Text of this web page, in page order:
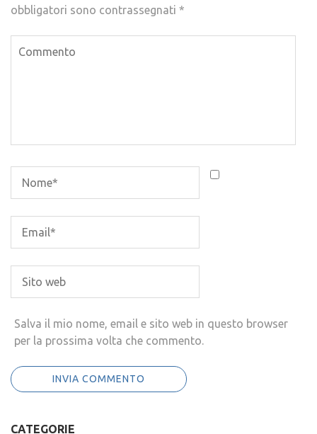
obbligatori sono contrassegnati *
Salva il mio nome, email e sito web in questo browser
per la prossima volta che commento.
CATEGORIE